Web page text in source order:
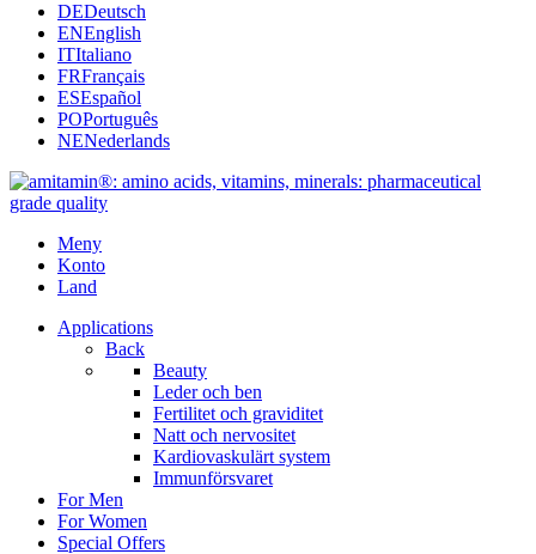
DEDeutsch
ENEnglish
ITItaliano
FRFrançais
ESEspañol
POPortuguês
NENederlands
Meny
Konto
Land
Applications
Back
Beauty
Leder och ben
Fertilitet och graviditet
Natt och nervositet
Kardiovaskulärt system
Immunförsvaret
For Men
For Women
Special Offers